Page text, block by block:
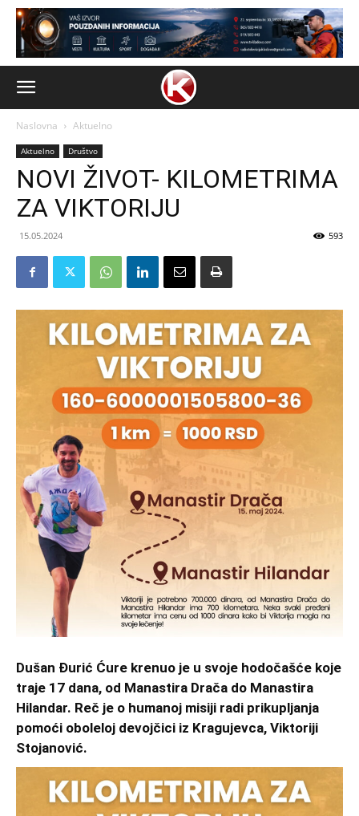
Naslovna Aktuelno
Aktuelno Društvo
NOVI ŽIVOT- KILOMETRIMA
ZA VIKTORIJU
15.05.2024 593
Dušan Đurić Ćure krenuo je u svoje hodočašće koje
traje 17 dana, od Manastira Drača do Manastira
Hilandar. Reč je o humanoj misiji radi prikupljanja
pomoći oboleloj devojčici iz Kragujevca, Viktoriji
Stojanović.